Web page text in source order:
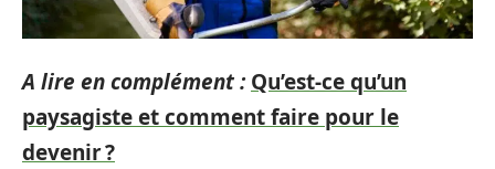
A lire en complément : Qu’est-ce qu’un
paysagiste et comment faire pour le
devenir ?